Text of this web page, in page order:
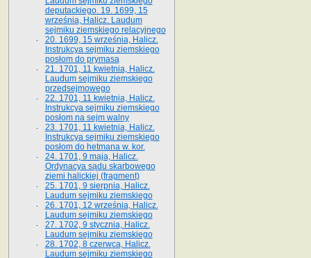
deputackiego. 19. 1699, 15
września, Halicz. Laudum
sejmiku ziemskiego relacyjnego
20. 1699, 15 września, Halicz.
Instrukcya sejmiku ziemskiego
posłom do prymasa
21. 1701, 11 kwietnia, Halicz.
Laudum sejmiku ziemskiego
przedsejmowego
22. 1701, 11 kwietnia, Halicz.
Instrukcya sejmiku ziemskiego
posłom na sejm walny
23. 1701, 11 kwietnia, Halicz.
Instrukcya sejmiku ziemskiego
posłom do hetmana w. kor.
24. 1701, 9 maja, Halicz.
Ordynacya sądu skarbowego
ziemi halickiej (fragment)
25. 1701, 9 sierpnia, Halicz.
Laudum sejmiku ziemskiego
26. 1701, 12 września, Halicz.
Laudum sejmiku ziemskiego
27. 1702, 9 stycznia, Halicz.
Laudum sejmiku ziemskiego
28. 1702, 8 czerwca, Halicz.
Laudum sejmiku ziemskiego